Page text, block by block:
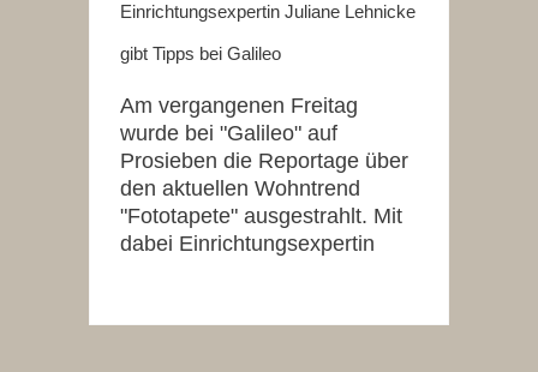
Einrichtungsexpertin Juliane Lehnicke
gibt Tipps bei Galileo
Am vergangenen Freitag
wurde bei "Galileo" auf
Prosieben die Reportage über
den aktuellen Wohntrend
"Fototapete" ausgestrahlt. Mit
dabei Einrichtungsexpertin